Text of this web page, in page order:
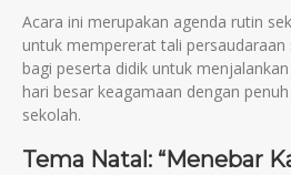
Acara ini merupakan agenda rutin
untuk mempererat tali
bagi peserta didik untuk
hari besar keagamaan dengan
sekolah.
Tema Natal: “Menebar